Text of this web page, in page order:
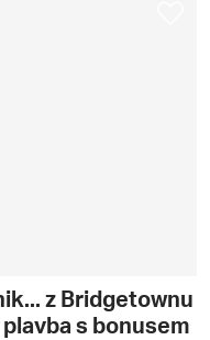
z Bridgetownu
s bonusem